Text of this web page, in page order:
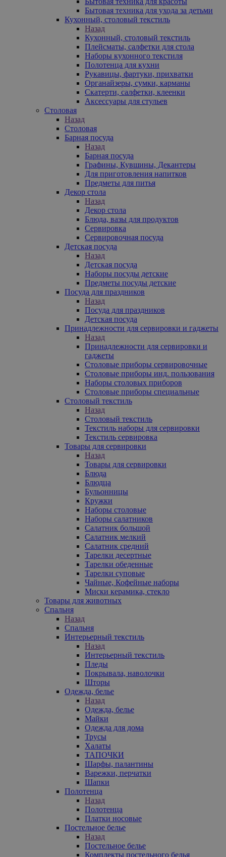
Бытовая техника для ухода за детьми
Кухонный, столовый текстиль
Назад
Кухонный, столовый текстиль
Плейсматы, салфетки для стола
Наборы кухонного текстиля
Полотенца для кухни
Рукавицы, фартуки, прихватки
Органайзеры, сумки, карманы
Скатерти, салфетки, клеенки
Аксессуары для стульев
Столовая
Назад
Столовая
Барная посуда
Назад
Барная посуда
Графины, Кувшины, Декантеры
Для приготовления напитков
Предметы для питья
Декор стола
Назад
Декор стола
Блюда, вазы для продуктов
Сервировка
Сервировочная посуда
Детская посуда
Назад
Детская посуда
Наборы посуды детские
Предметы посуды детские
Посуда для праздников
Назад
Посуда для праздников
Детская посуда
Принадлежности для сервировки и гаджеты
Назад
Принадлежности для сервировки и
гаджеты
Столовые приборы сервировочные
Столовые приборы инд. пользования
Наборы столовых приборов
Столовые приборы специальные
Столовый текстиль
Назад
Столовый текстиль
Текстиль наборы для сервировки
Текстиль сервировка
Товары для сервировки
Назад
Товары для сервировки
Блюда
Блюдца
Бульонницы
Кружки
Наборы столовые
Наборы салатников
Салатник большой
Салатник мелкий
Салатник средний
Тарелки десертные
Тарелки обеденные
Тарелки суповые
Чайные, Кофейные наборы
Миски керамика, стекло
Товары для животных
Спальня
Назад
Спальня
Интерьерный текстиль
Назад
Интерьерный текстиль
Пледы
Покрывала, наволочки
Шторы
Одежда, белье
Назад
Одежда, белье
Майки
Одежда для дома
Трусы
Халаты
ТАПОЧКИ
Шарфы, палантины
Варежки, перчатки
Шапки
Полотенца
Назад
Полотенца
Платки носовые
Постельное белье
Назад
Постельное белье
Комплекты постельного белья